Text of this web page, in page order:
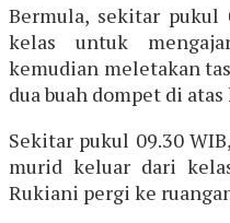
Bermula, sekitar pukul
kelas untuk
kemudian meletakan
dua buah dompet di
Sekitar pukul 09.30
murid keluar dari
Rukiani pergi ke